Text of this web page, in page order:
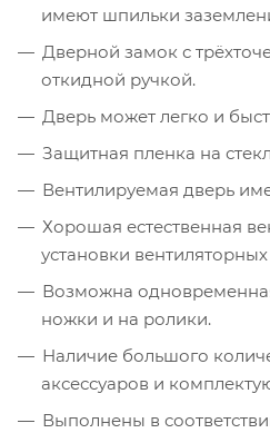
имеют шпильки
Дверной замок с
откидной ручкой.
Дверь может легко и
Защитная пленка на
Вентилируемая дверь
Хорошая естественная
установки
Возможна
ножки и на ролики.
Наличие большого
аксессуаров и
Выполнены в